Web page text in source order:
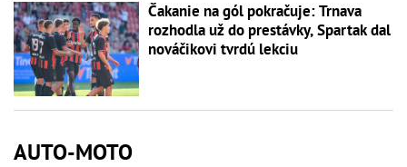
Čakanie na gól pokračuje: Trnava
rozhodla už do prestávky, Spartak dal
nováčikovi tvrdú lekciu
AUTO-MOTO